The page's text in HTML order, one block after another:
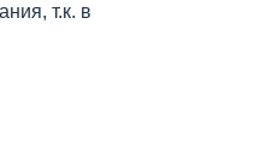
т.к. в